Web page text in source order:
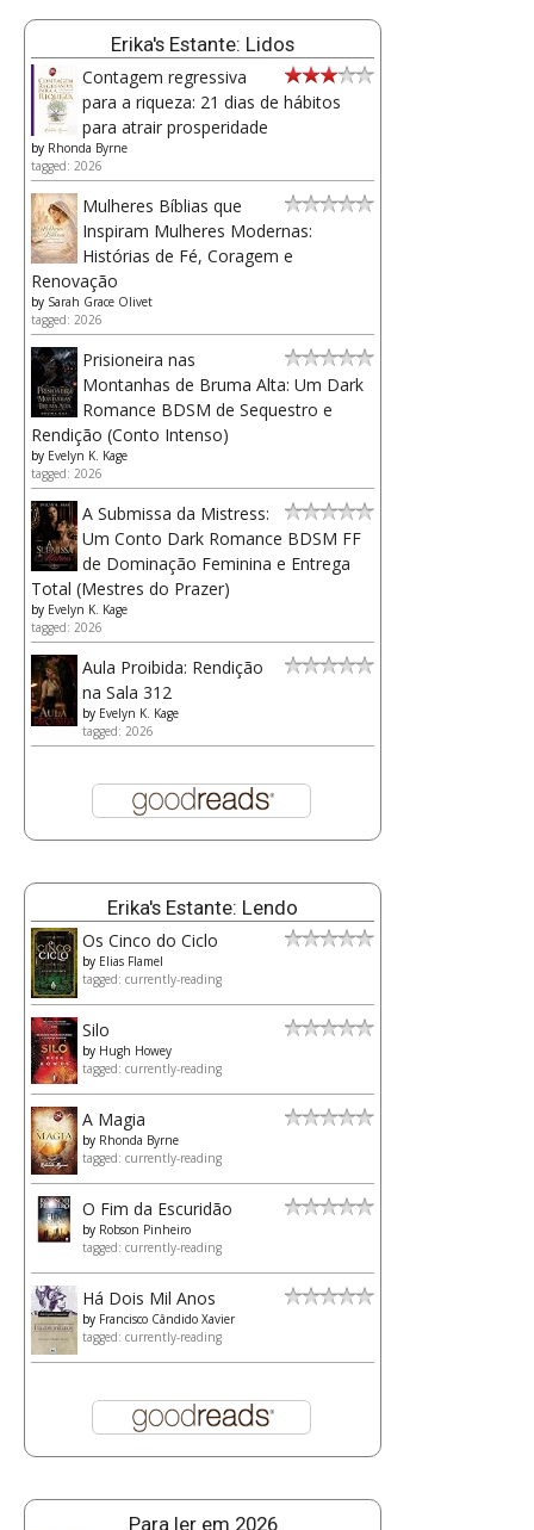
Erika's Estante: Lidos
Contagem regressiva
para a riqueza: 21 dias de hábitos
para atrair prosperidade
by Rhonda Byrne
tagged: 2026
Mulheres Bíblias que
Inspiram Mulheres Modernas:
Histórias de Fé, Coragem e
Renovação
by Sarah Grace Olivet
tagged: 2026
Prisioneira nas
Montanhas de Bruma Alta: Um Dark
Romance BDSM de Sequestro e
Rendição (Conto Intenso)
by Evelyn K. Kage
tagged: 2026
A Submissa da Mistress:
Um Conto Dark Romance BDSM FF
de Dominação Feminina e Entrega
Total (Mestres do Prazer)
by Evelyn K. Kage
tagged: 2026
Aula Proibida: Rendição
na Sala 312
by Evelyn K. Kage
tagged: 2026
Erika's Estante: Lendo
Os Cinco do Ciclo
by Elias Flamel
tagged: currently-reading
Silo
by Hugh Howey
tagged: currently-reading
A Magia
by Rhonda Byrne
tagged: currently-reading
O Fim da Escuridão
by Robson Pinheiro
tagged: currently-reading
Há Dois Mil Anos
by Francisco Cândido Xavier
tagged: currently-reading
Para ler em 2026